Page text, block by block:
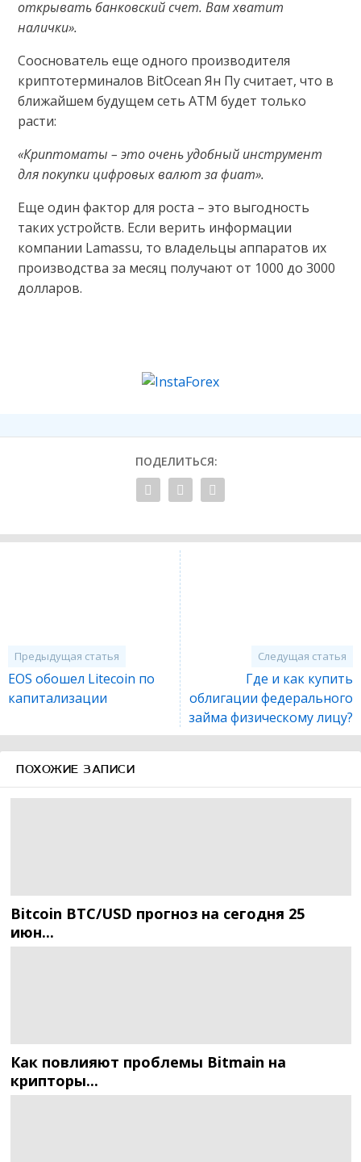
открывать банковский счет. Вам хватит
налички».
Сооснователь еще одного производителя
криптотерминалов BitOcean Ян Пу считает, что в
ближайшем будущем сеть ATM будет только
расти:
«Криптоматы – это очень удобный инструмент
для покупки цифровых валют за фиат».
Еще один фактор для роста – это выгодность
таких устройств. Если верить информации
компании Lamassu, то владельцы аппаратов их
производства за месяц получают от 1000 до 3000
долларов.
ПОДЕЛИТЬСЯ:
Предыдущая статья
EOS обошел Litecoin по
капитализации
Следущая статья
Где и как купить
облигации федерального
займа физическому лицу?
ПОХОЖИЕ ЗАПИСИ
Bitcoin BTC/USD прогноз на сегодня 25
июн...
Как повлияют проблемы Bitmain на
крипторы...